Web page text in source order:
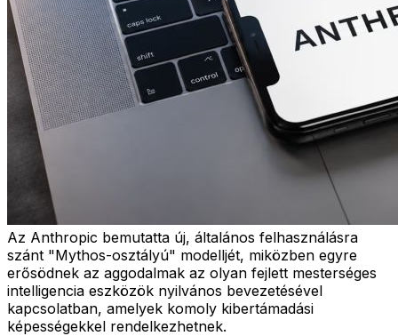
Az Anthropic bemutatta új, általános felhasználásra
szánt "Mythos-osztályú" modelljét, miközben egyre
erősödnek az aggodalmak az olyan fejlett mesterséges
intelligencia eszközök nyilvános bevezetésével
kapcsolatban, amelyek komoly kibertámadási
képességekkel rendelkezhetnek.